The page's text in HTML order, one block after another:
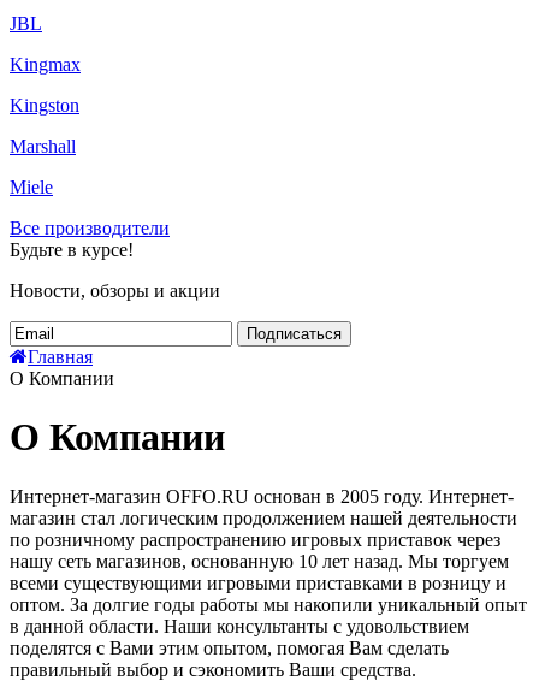
JBL
Kingmax
Kingston
Marshall
Miele
Все производители
Будьте в курсе!
Новости, обзоры и акции
Подписаться
Главная
О Компании
О Компании
Интернет-магазин OFFO.RU основан в 2005 году. Интернет-
магазин стал логическим продолжением нашей деятельности
по розничному распространению игровых приставок через
нашу сеть магазинов, основанную 10 лет назад. Мы торгуем
всеми существующими игровыми приставками в розницу и
оптом. За долгие годы работы мы накопили уникальный опыт
в данной области. Наши консультанты с удовольствием
поделятся с Вами этим опытом, помогая Вам сделать
правильный выбор и сэкономить Ваши средства.